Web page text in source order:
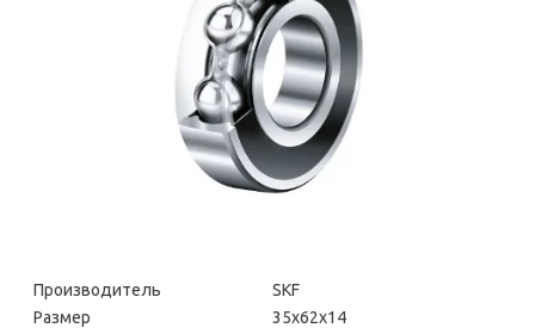
Производитель
SKF
Размер
35х62х14